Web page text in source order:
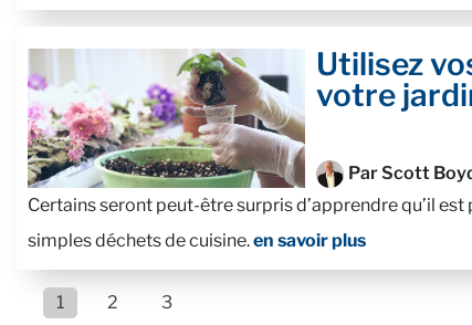
Utilisez
votre
Par Scott
Certains seront peut-être surpris d’apprendre qu’il
simples déchets de cuisine.en savoir plus
1 2 3